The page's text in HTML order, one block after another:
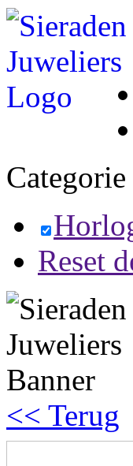
Categorie
Reset
<< Terug